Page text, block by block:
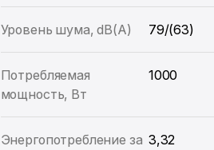
Уровень шума, dB(A) 79/(63)
Потребляемая
мощность, Вт
1000
Энергопотребление за 3,32